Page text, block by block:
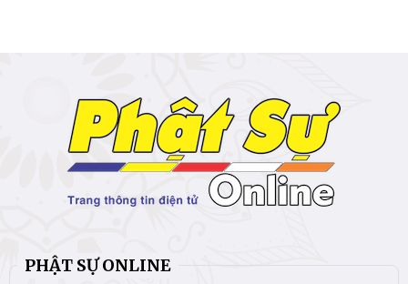
PHẬT SỰ ONLINE